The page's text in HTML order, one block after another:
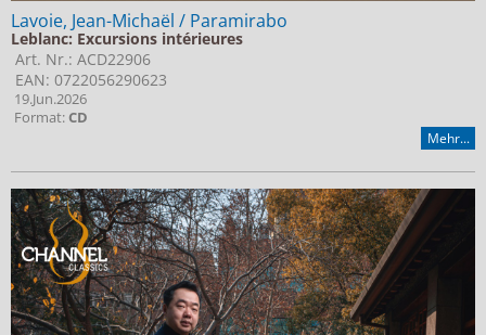
Lavoie, Jean-Michaël / Paramirabo
Leblanc: Excursions intérieures
Art. Nr.: ACD22906
EAN: 0722056290623
19.Jun.2026
Format:CD
Mehr...